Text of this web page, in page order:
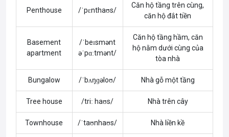
Penthouse /ˈpɛnthaʊs/
Căn hộ tầng trên cùng,
căn hộ đắt tiền
Basement
apartment
/ˈbeɪsmənt
əˈpɑːtmənt/
Căn hộ tầng hầm, căn
hộ nằm dưới cùng của
tòa nhà
Bungalow /ˈbʌŋɡəloʊ/ Nhà gỗ một tầng
Tree house /triː haʊs/ Nhà trên cây
Townhouse /ˈtaʊnhaʊs/ Nhà liền kề